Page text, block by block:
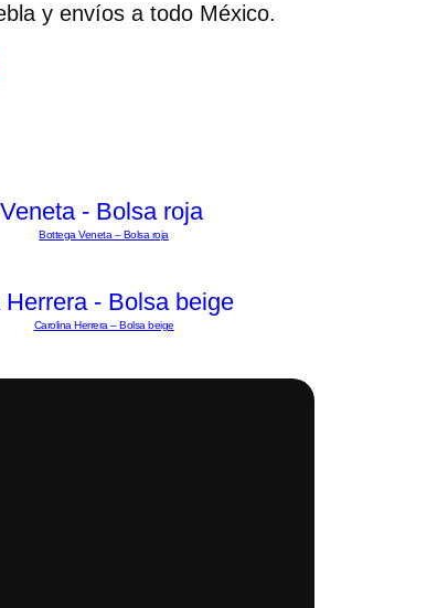
y envíos a todo México.
Bottega Veneta – Bolsa roja
Carolina Herrera – Bolsa beige